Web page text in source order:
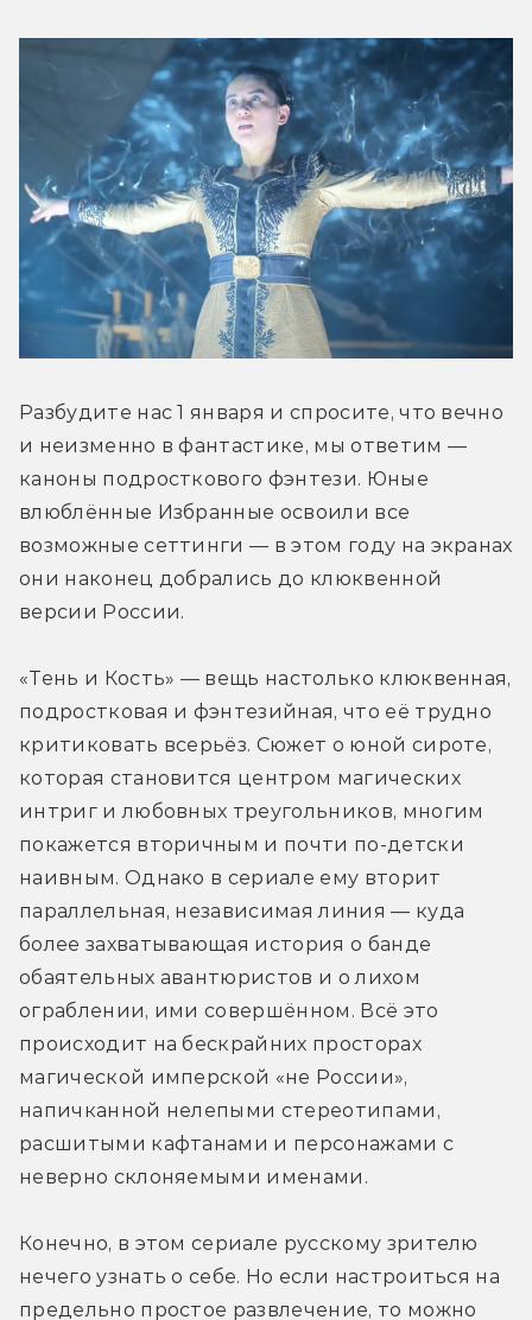
Разбудите нас 1 января и спросите, что вечно
и неизменно в фантастике, мы ответим —
каноны подросткового фэнтези. Юные
влюблённые Избранные освоили все
возможные сеттинги — в этом году на экранах
они наконец добрались до клюквенной
версии России.
«Тень и Кость» — вещь настолько клюквенная,
подростковая и фэнтезийная, что её трудно
критиковать всерьёз. Сюжет о юной сироте,
которая становится центром магических
интриг и любовных треугольников, многим
покажется вторичным и почти по-детски
наивным. Однако в сериале ему вторит
параллельная, независимая линия — куда
более захватывающая история о банде
обаятельных авантюристов и о лихом
ограблении, ими совершённом. Всё это
происходит на бескрайних просторах
магической имперской «не России»,
напичканной нелепыми стереотипами,
расшитыми кафтанами и персонажами с
неверно склоняемыми именами.
Конечно, в этом сериале русскому зрителю
нечего узнать о себе. Но если настроиться на
предельно простое развлечение, то можно